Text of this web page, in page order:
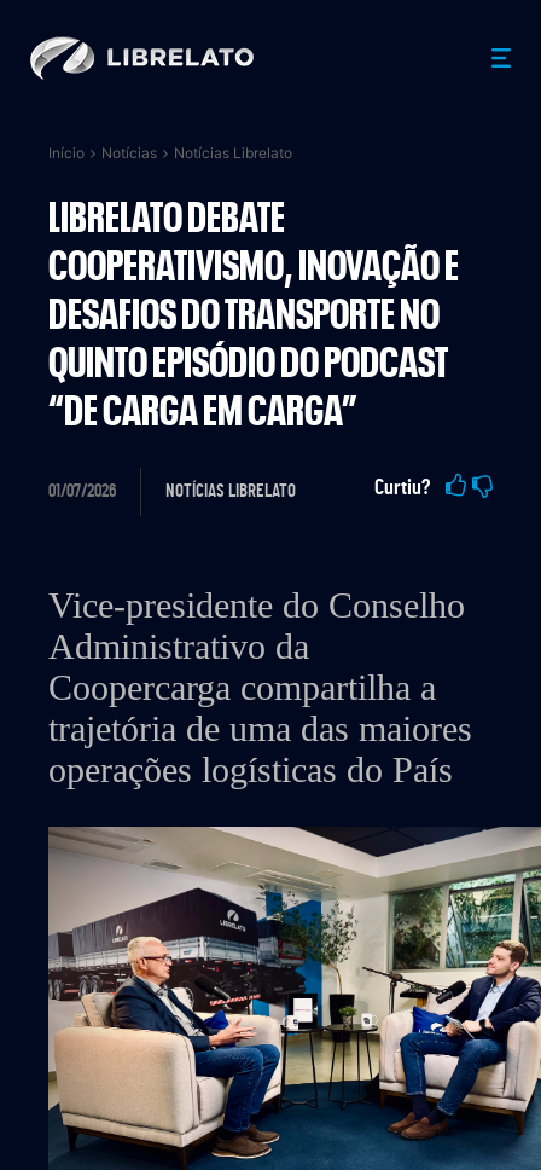
Início Notícias Notícias Librelato
LIBRELATO DEBATE
COOPERATIVISMO, INOVAÇÃO E
DESAFIOS DO TRANSPORTE NO
QUINTO EPISÓDIO DO PODCAST
“DE CARGA EM CARGA”
01/07/2026 NOTÍCIAS LIBRELATO Curtiu?
Vice-presidente do Conselho
Administrativo da
Coopercarga compartilha a
trajetória de uma das maiores
operações logísticas do País